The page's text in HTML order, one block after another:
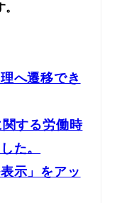
へ遷移でき
する労働時
た。
示」をアッ